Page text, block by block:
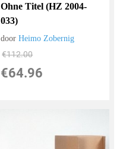
Ohne Titel (HZ 2004-
033)
doorHeimo Zobernig
€112.00
€64.96